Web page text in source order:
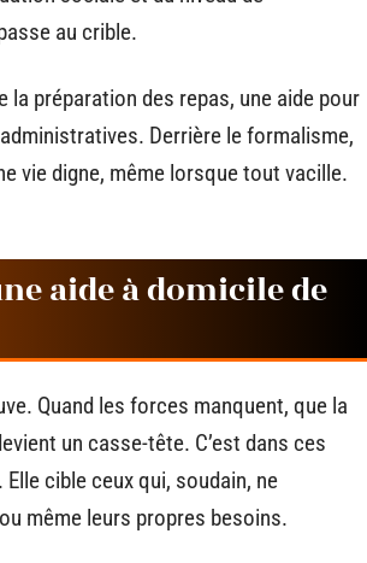
au crible.
la préparation des repas, une aide pour
Derrière le formalisme,
vie digne, même lorsque tout vacille.
aide à domicile de
Quand les forces manquent, que la
un casse-tête. C’est dans ces
cible ceux qui, soudain, ne
même leurs propres besoins.